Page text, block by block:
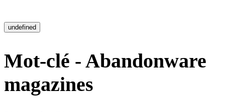
undefined
Mot-clé - Abandonware
magazines